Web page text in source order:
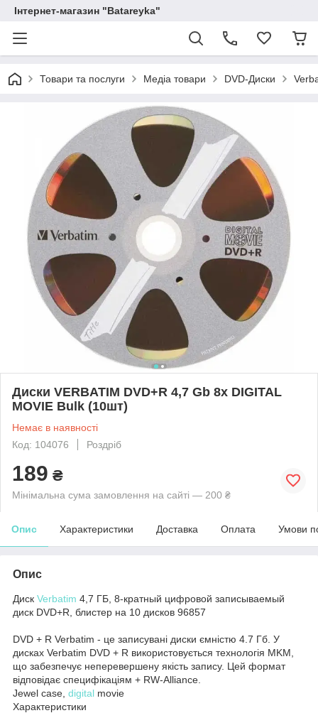
Інтернет-магазин "Batareyka"
Товари та послуги Медіа товари DVD-Диски
Диски VERBATIM DVD+R 4,7 Gb 8x DIGITAL
MOVIE Bulk (10шт)
Немає в наявності
Код: 104076
Роздріб
189 ₴
Мінімальна сума замовлення на сайті — 200 ₴
Опис Характеристики Доставка Оплата Умови
Опис
Диск Verbatim 4,7 ГБ, 8-кратный цифровой записываемый
диск DVD+R, блистер на 10 дисков 96857
DVD + R Verbatim - це записувані диски ємністю 4.7 Гб. У
дисках Verbatim DVD + R використовується технологія MKM,
що забезпечує неперевершену якість запису. Цей формат
відповідає специфікаціям + RW-Alliance.
Jewel case, digital movie
Характеристики